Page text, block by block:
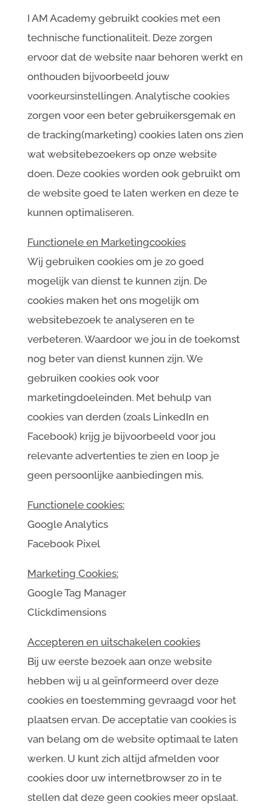
I AM Academy gebruikt cookies met een
technische functionaliteit. Deze zorgen
ervoor dat de website naar behoren werkt en
onthouden bijvoorbeeld jouw
voorkeursinstellingen. Analytische cookies
zorgen voor een beter gebruikersgemak en
de tracking(marketing) cookies laten ons zien
wat websitebezoekers op onze website
doen. Deze cookies worden ook gebruikt om
de website goed te laten werken en deze te
kunnen optimaliseren.
Functionele en Marketingcookies
Wij gebruiken cookies om je zo goed
mogelijk van dienst te kunnen zijn. De
cookies maken het ons mogelijk om
websitebezoek te analyseren en te
verbeteren. Waardoor we jou in de toekomst
nog beter van dienst kunnen zijn. We
gebruiken cookies ook voor
marketingdoeleinden. Met behulp van
cookies van derden (zoals LinkedIn en
Facebook) krijg je bijvoorbeeld voor jou
relevante advertenties te zien en loop je
geen persoonlijke aanbiedingen mis.
Functionele cookies:
Google Analytics
Facebook Pixel
Marketing Cookies:
Google Tag Manager
Clickdimensions
Accepteren en uitschakelen cookies
Bij uw eerste bezoek aan onze website
hebben wij u al geïnformeerd over deze
cookies en toestemming gevraagd voor het
plaatsen ervan. De acceptatie van cookies is
van belang om de website optimaal te laten
werken. U kunt zich altijd afmelden voor
cookies door uw internetbrowser zo in te
stellen dat deze geen cookies meer opslaat.